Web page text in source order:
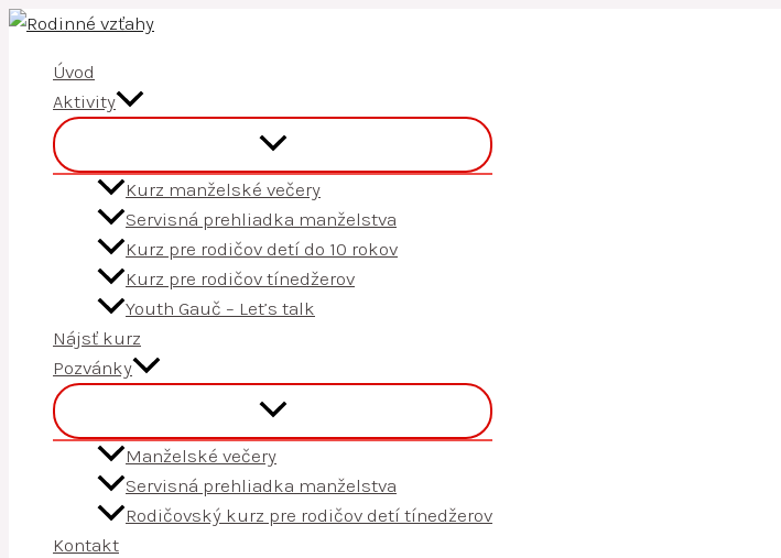
Preskočiť
obsahÚvod
Aktivity
Kurz manželské večery
Servisná prehliadka manželstva
Kurz pre rodičov detí do 10 rokov
Kurz pre rodičov tínedžerov
Youth Gauč – Let’s talk
Nájsť kurz
Pozvánky
Manželské večery
Servisná prehliadka manželstva
Rodičovský kurz pre rodičov detí tínedžerov
Kontakt